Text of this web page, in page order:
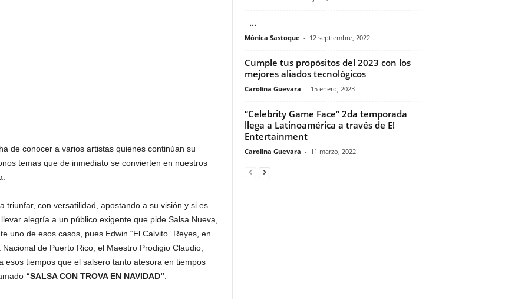
de conocer a varios artistas quienes continúan su
temas que de inmediato se convierten en nuestros
triunfar, con versatilidad, apostando a su visión y si es
alegría a un público exigente que pide Salsa Nueva,
uno de esos casos, pues Edwin “El Calvito” Reyes, en
de Puerto Rico, el Maestro Prodigio Claudio,
esos tiempos que el salsero tanto atesora en tiempos
“SALSA CON TROVA EN NAVIDAD”
...
Mónica Sastoque - 12 septiembre, 2022
Cumple tus propósitos del 2023 con los
mejores aliados tecnológicos
Carolina Guevara - 15 enero, 2023
“Celebrity Game Face” 2da temporada
llega a Latinoamérica a través de E!
Entertainment
Carolina Guevara - 11 marzo, 2022